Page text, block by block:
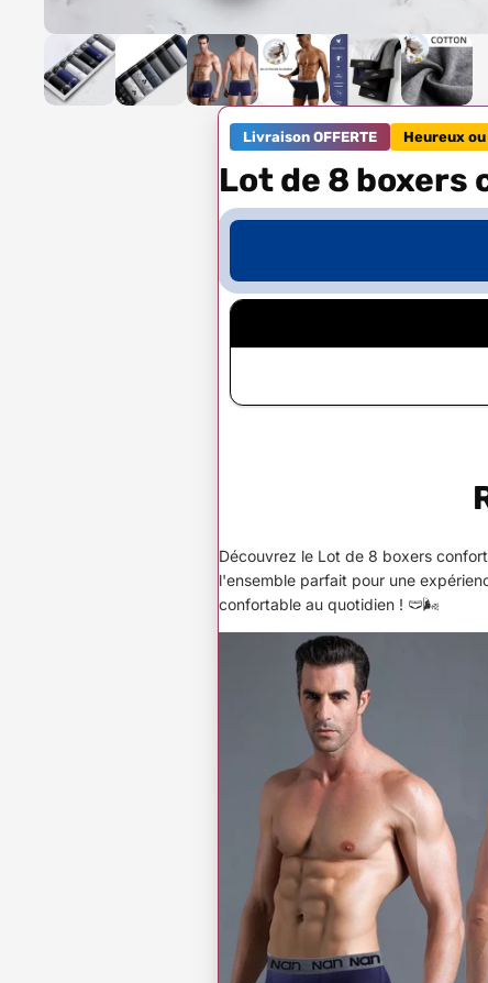
Livraison OFFERTE Heureux
Lot de 8
Découvrez le Lot de 8 boxers
l'ensemble parfait pour une
confortable au quotidien ! 🩲🌬️